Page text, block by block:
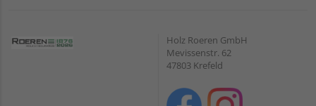
Holz Roeren GmbH
Mevissenstr. 62
47803 Krefeld